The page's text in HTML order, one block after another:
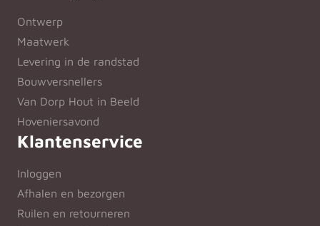
Ontwerp
Maatwerk
Levering in de randstad
Bouwversnellers
Van Dorp Hout in Beeld
Hoveniersavond
Klantenservice
Inloggen
Afhalen en bezorgen
Ruilen en retourneren